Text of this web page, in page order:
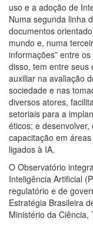
uso e a adoção de
Numa segunda linha
documentos
mundo e, numa
informações” entre
disso, tem entre seus
auxiliar na avaliação
sociedade e nas
diversos atores,
setoriais para a
éticos; e
capacitação em
ligados à IA.
O Observatório
Inteligência Artificial
regulatório e de
Estratégia Brasileira
Ministério da Ciência,